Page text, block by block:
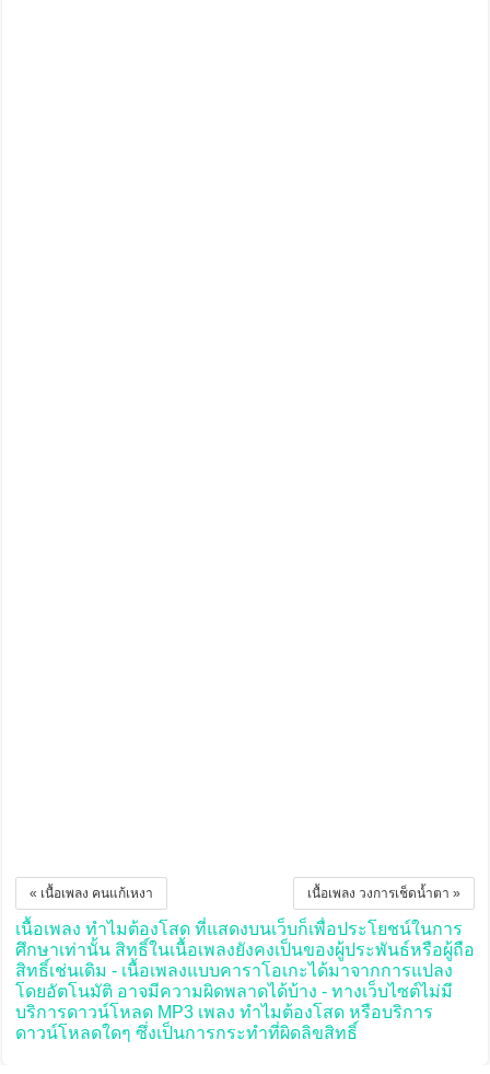
เนื้อเพลง วงการเช็ดน้ำตา »
« เนื้อเพลง คนแก้เหงา
เนื้อเพลง ทำไมต้องโสด ที่แสดงบนเว็บก็เพื่อประโยชน์ในการ
ศึกษาเท่านั้น สิทธิ์ในเนื้อเพลงยังคงเป็นของผู้ประพันธ์หรือผู้ถือ
สิทธิ์เช่นเดิม - เนื้อเพลงแบบคาราโอเกะได้มาจากการแปลง
โดยอัตโนมัติ อาจมีความผิดพลาดได้บ้าง - ทางเว็บไซต์ไม่มี
บริการดาวน์โหลด MP3 เพลง ทำไมต้องโสด หรือบริการ
ดาวน์โหลดใดๆ ซึ่งเป็นการกระทำที่ผิดลิขสิทธิ์